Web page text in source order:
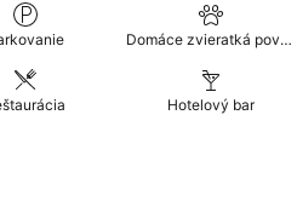
Domáce zvieratká povolené
Hotelový bar